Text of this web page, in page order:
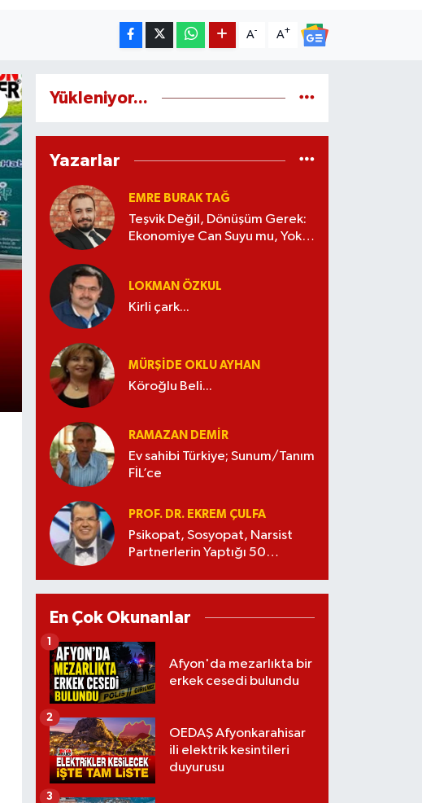
A- A+
Yükleniyor...
Yazarlar
EMRE BURAK TAĞ
Teşvik Değil, Dönüşüm Gerek:
Ekonomiye Can Suyu mu, Yoksa
LOKMAN ÖZKUL
Kirli çark...
MÜRŞIDE OKLU AYHAN
Köroğlu Beli...
RAMAZAN DEMİR
Ev sahibi Türkiye; Sunum/Tanım
FİL’ce
PROF. DR. EKREM ÇULFA
Psikopat, Sosyopat, Narsist
Partnerlerin Yaptığı 50
En Çok Okunanlar
Afyon'da mezarlıkta bir
erkek cesedi bulundu
1
OEDAŞ Afyonkarahisar
ili elektrik kesintileri
duyurusu
2
3